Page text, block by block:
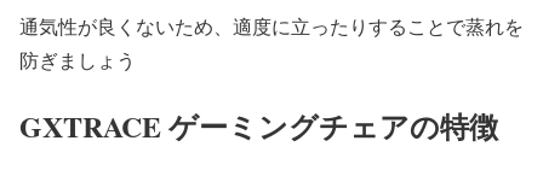
通気性が良くないため、適度に立ったりすることで蒸れを
防ぎましょう
GXTRACE ゲーミングチェアの特徴